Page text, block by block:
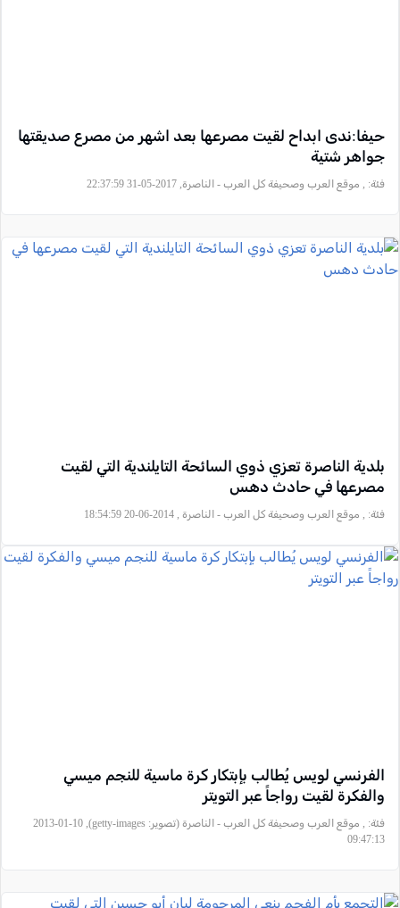
حيفا:ندى ابداح لقيت مصرعها بعد اشهر من مصرع صديقتها
جواهر شتية
فئة: , موقع العرب وصحيفة كل العرب - الناصرة, 2017-05-31 22:37:59
بلدية الناصرة تعزي ذوي السائحة التايلندية التي لقيت
مصرعها في حادث دهس
فئة: , موقع العرب وصحيفة كل العرب - الناصرة , 2014-06-20 18:54:59
الفرنسي لويس يُطالب بإبتكار كرة ماسية للنجم ميسي
والفكرة لقيت رواجاً عبر التويتر
فئة:
, موقع العرب وصحيفة كل العرب - الناصرة (تصوير: getty-images), 2013-01-10
09:47:13